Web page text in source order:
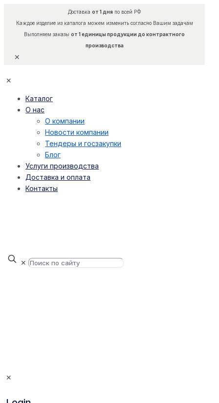
Доставка от 1 дняпо всей РФ
Каждое изделие из каталога можем изменить согласно Вашим задачам
Выполняем заказы от 1 единицы продукции до контрактного
производства
✕
✕
Каталог
О нас
О компании
Новости компании
Тендеры и госзакупки
Блог
Услуги производства
Доставка и оплата
Контакты
✕
✕